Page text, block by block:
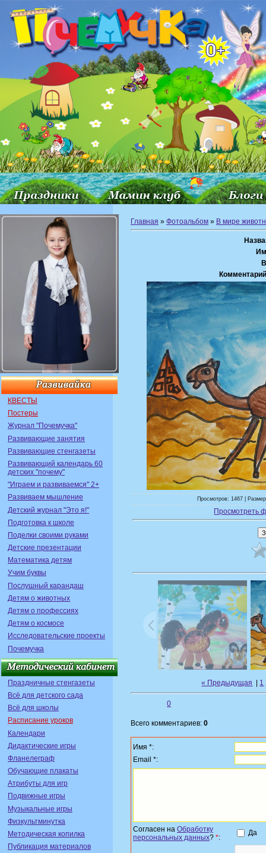
КВЕСТЫ
Постеры
Журнал "Почемучка"
Развивающие занятия
Развивающие стенгазеты
Развивающий календарь 60
детских "почему"
"Играем и развиваемся" 2+
Развиваем мышление
Детский журнал "Это я!"
Подготовка к школе
Поделки своими руками
Детские презентации
Математика детям
Учим буквы
Послушный карандаш
Детям о животных
Детям о профессиях
Детям о космосе
Исследовательские проекты
Почемучка
Праздничные стенгазеты
Всё для детского сада
Всё для школы
Расписание уроков
Календари
Дидактические игры
Фланелеграф
Обучающие плакаты
Атрибуты для игр
Подвижные игры
Музыкальные игры
Физкультминутка
Методическая копилка
Публикация материалов
Главная » Фотоальбом » В мире
Просмотров: 1467 |
Просмотреть
« Предыдущая 1
0
Всего комментариев: 0
Имя *:
Email *:
Согласен на Обработку
персональных данных? *:
Да